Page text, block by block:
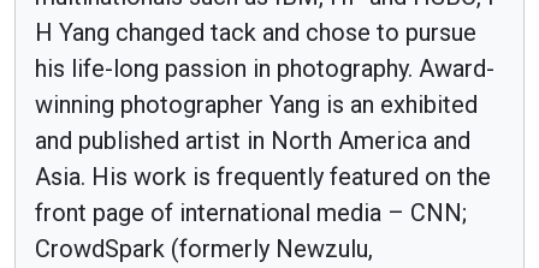
H Yang changed tack and chose to pursue
his life-long passion in photography. Award-
winning photographer Yang is an exhibited
and published artist in North America and
Asia. His work is frequently featured on the
front page of international media – CNN;
CrowdSpark (formerly Newzulu,